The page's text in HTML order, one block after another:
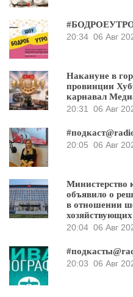
20:34 06 Авг
Накануне в
провинции
карнавал
20:31
06 Авг
20:05 06 Авг
Министерство
объявило о
в отношении
20:04 06 Авг
20:03 06 Авг